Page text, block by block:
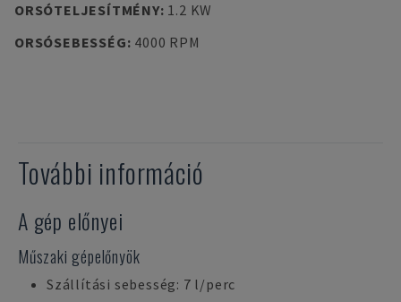
ORSÓTELJESÍTMÉNY: 1.2 KW
ORSÓSEBESSÉG: 4000 RPM
További információ
A gép előnyei
Műszaki gépelőnyök
Szállítási sebesség: 7 l/perc